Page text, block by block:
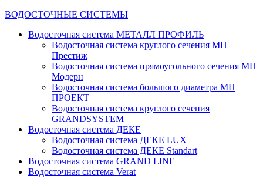
ВОДОСТОЧНЫЕ СИСТЕМЫ
Водосточная система МЕТАЛЛ ПРОФИЛЬ
Водосточная система круглого сечения МП
Престиж
Водосточная система прямоугольного сечения МП
Модерн
Водосточная система большого диаметра МП
ПРОЕКТ
Водосточная система круглого сечения
GRANDSYSTEM
Водосточная система ДЕКЕ
Водосточная система ДЕКЕ LUX
Водосточная система ДЕКЕ Standart
Водосточная система GRAND LINE
Водосточная система Verat